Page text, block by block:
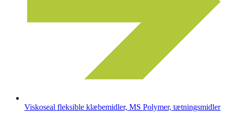
Viskoseal fleksible klæbemidler, MS Polymer, tætningsmidler